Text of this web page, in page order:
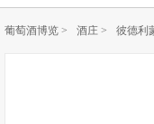
葡萄酒博览 > 酒庄 > 彼德利